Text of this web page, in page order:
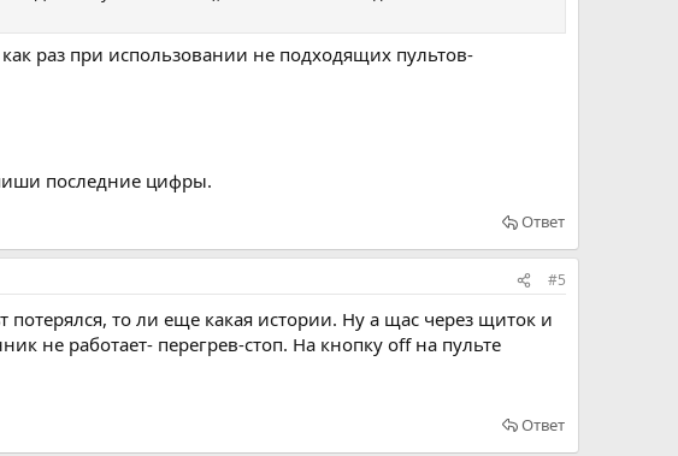
раз при использовании не подходящих пультов-
последние цифры.
Ответ
#5
то ли еще какая истории. Ну а щас через щиток и
не работает- перегрев-стоп. На кнопку off на пульте
Ответ